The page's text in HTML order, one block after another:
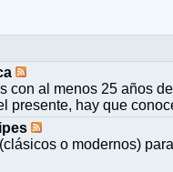
con al menos 25 años
presente, hay que
o modernos)